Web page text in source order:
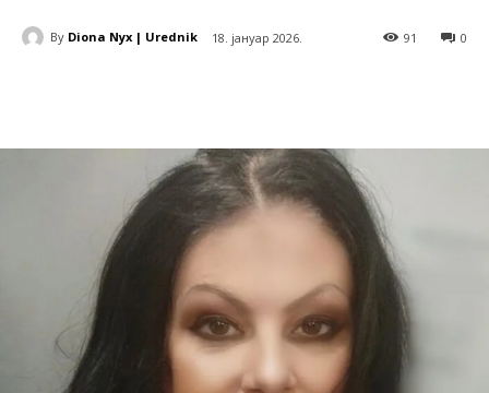
By Diona Nyx | Urednik 18. јануар 2026. 0
91